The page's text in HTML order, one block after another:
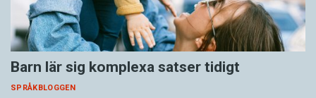
Barn lär sig komplexa satser tidigt
SPRÅKBLOGGEN